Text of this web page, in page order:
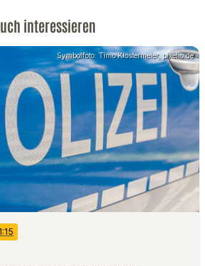
interessieren
Symbolfoto: Timo Klostermeier, pixelio.de